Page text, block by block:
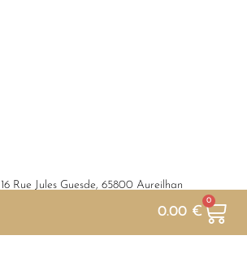
0.00 €
0
16 Rue Jules Guesde, 65800 Aureilhan